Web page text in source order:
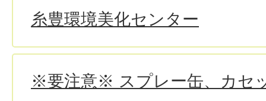
糸豊環境美化センター
※要注意※ スプレー缶、カセ